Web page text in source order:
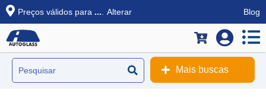
Preços válidos para ... Alterar Blog
Mais buscas